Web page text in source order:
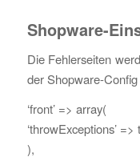
Shopware-
Die Fehlerseiten
der Shopware-
‘front’ => array(
‘throwExceptions’ =>
),